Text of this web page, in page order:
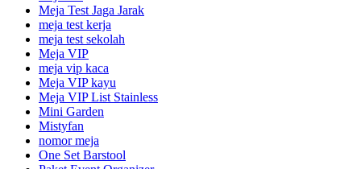
Meja Test Jaga Jarak
meja test kerja
meja test sekolah
Meja VIP
meja vip kaca
Meja VIP kayu
Meja VIP List Stainless
Mini Garden
Mistyfan
nomor meja
One Set Barstool